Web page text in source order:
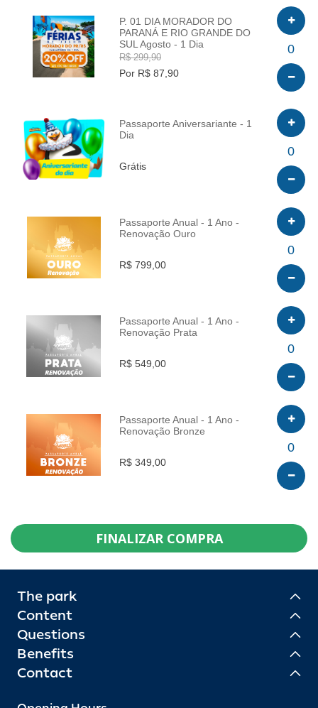
INFO
P. 01 DIA MORADOR DO
PARANÁ E RIO GRANDE DO
SUL Agosto - 1 Dia
R$ 299,90
Por R$ 87,90
0
INFO
Passaporte Aniversariante - 1
Dia
Grátis
0
INFO
Passaporte Anual - 1 Ano -
Renovação Ouro
R$ 799,00
0
INFO
Passaporte Anual - 1 Ano -
Renovação Prata
R$ 549,00
0
INFO
Passaporte Anual - 1 Ano -
Renovação Bronze
R$ 349,00
0
FINALIZAR COMPRA
The park
Content
Questions
Benefits
Contact